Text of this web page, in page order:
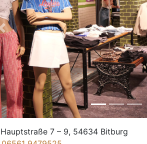
Previous
Hauptstraße 7 – 9, 54634 Bitburg